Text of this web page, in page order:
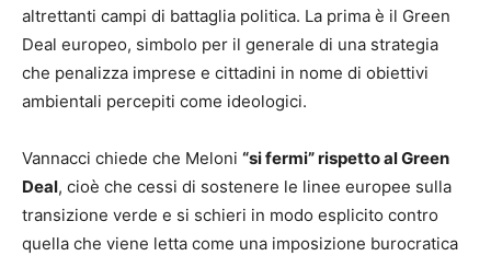
altrettanti campi di battaglia politica. La prima è il Green
Deal europeo, simbolo per il generale di una strategia
che penalizza imprese e cittadini in nome di obiettivi
ambientali percepiti come ideologici.
Vannacci chiede che Meloni “si fermi” rispetto al Green
Deal, cioè che cessi di sostenere le linee europee sulla
transizione verde e si schieri in modo esplicito contro
quella che viene letta come una imposizione burocratica